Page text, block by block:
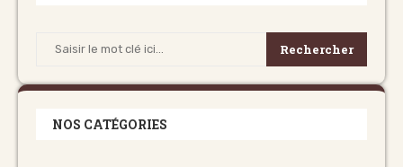
Rechercher
NOS CATÉGORIES